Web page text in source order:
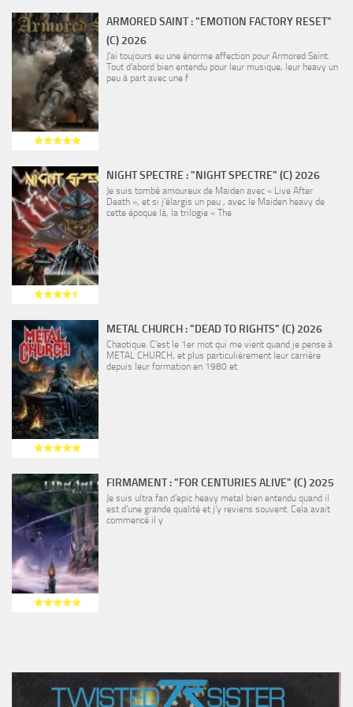
ARMORED SAINT : "EMOTION FACTORY RESET"
(C) 2026
J’ai toujours eu une énorme affection pour Armored Saint.
Tout d’abord bien entendu pour leur musique, leur heavy un
peu à part avec une f
NIGHT SPECTRE : "NIGHT SPECTRE" (C) 2026
Je suis tombé amoureux de Maiden avec « Live After
Death », et si j’élargis un peu , avec le Maiden heavy de
cette époque là, la trilogie « The
METAL CHURCH : "DEAD TO RIGHTS" (C) 2026
Chaotique. C’est le 1er mot qui me vient quand je pense à
METAL CHURCH, et plus particulièrement leur carrière
depuis leur formation en 1980 et
FIRMAMENT : "FOR CENTURIES ALIVE" (C) 2025
Je suis ultra fan d’epic heavy metal bien entendu quand il
est d’une grande qualité et j’y reviens souvent. Cela avait
commencé il y